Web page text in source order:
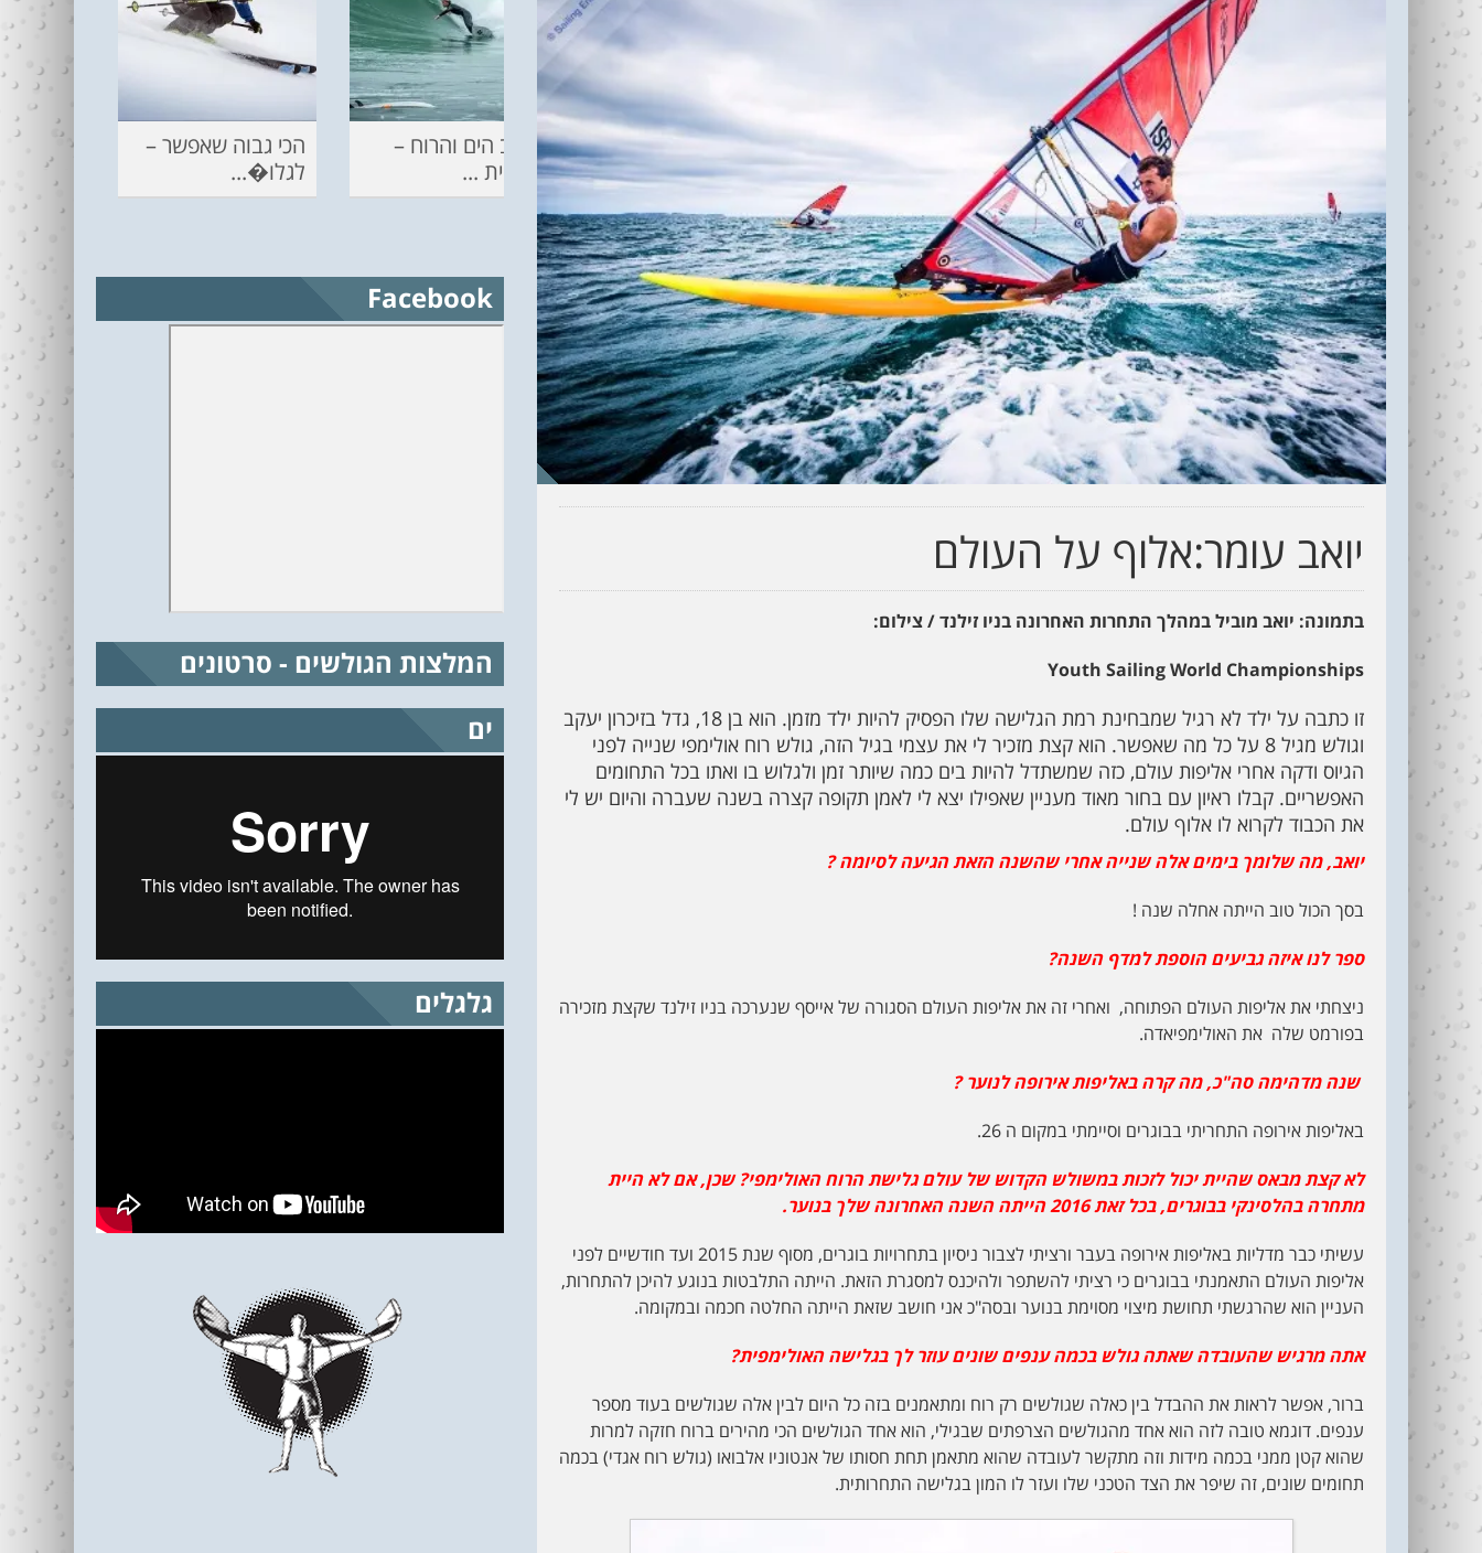
יואב עומר:אלוף על העולם
בתמונה: יואב מוביל במהלך התחרות האחרונה בניו זילנד / צילום:
Youth Sailing World Championships
זו כתבה על ילד לא רגיל שמבחינת רמת הגלישה שלו הפסיק להיות ילד מזמן. הוא בן 18, גדל בזיכרון יעקב
וגולש מגיל 8 על כל מה שאפשר. הוא קצת מזכיר לי את עצמי בגיל הזה, גולש רוח אולימפי שנייה לפני
הגיוס ודקה אחרי אליפות עולם, כזה שמשתדל להיות בים כמה שיותר זמן ולגלוש בו ואתו בכל התחומים
האפשריים. קבלו ראיון עם בחור מאוד מעניין שאפילו יצא לי לאמן תקופה קצרה בשנה שעברה והיום יש לי
את הכבוד לקרוא לו אלוף עולם.
יואב, מה שלומך בימים אלה שנייה אחרי שהשנה הזאת הגיעה לסיומה ?
בסך הכול טוב הייתה אחלה שנה !
ספר לנו איזה גביעים הוספת למדף השנה?
ניצחתי את אליפות העולם הפתוחה, ואחרי זה את אליפות העולם הסגורה של אייסף שנערכה בניו זילנד שקצת מזכירה
בפורמט שלה את האולימפיאדה.
שנה מדהימה סה"כ, מה קרה באליפות אירופה לנוער ?
באליפות אירופה התחריתי בבוגרים וסיימתי במקום ה 26.
לא קצת מבאס שהיית יכול לזכות במשולש הקדוש של עולם גלישת הרוח האולימפי? שכן, אם לא היית
מתחרה בהלסינקי בבוגרים, בכל זאת 2016 הייתה השנה האחרונה שלך בנוער.
עשיתי כבר מדליות באליפות אירופה בעבר ורציתי לצבור ניסיון בתחרויות בוגרים, מסוף שנת 2015 ועד חודשיים לפני
אליפות העולם התאמנתי בבוגרים כי רציתי להשתפר ולהיכנס למסגרת הזאת. הייתה התלבטות בנוגע להיכן להתחרות,
העניין הוא שהרגשתי תחושת מיצוי מסוימת בנוער ובסה"כ אני חושב שזאת הייתה החלטה חכמה ובמקומה.
אתה מרגיש שהעובדה שאתה גולש בכמה ענפים שונים עוזר לך בגלישה האולימפית?
ברור, אפשר לראות את ההבדל בין כאלה שגולשים רק רוח ומתאמנים בזה כל היום לבין אלה שגולשים בעוד מספר
ענפים. דוגמא טובה לזה הוא אחד מהגולשים הצרפתים שבגילי, הוא אחד הגולשים הכי מהירים ברוח חזקה למרות
שהוא קטן ממני בכמה מידות וזה מתקשר לעובדה שהוא מתאמן תחת חסותו של אנטוניו אלבואו (גולש רוח אגדי) בכמה
תחומים שונים, זה שיפר את הצד הטכני שלו ועזר לו המון בגלישה התחרותית.
2006)
בין נתניה לחיפה
עוצרי�...
ההכנות – EILAT
ECO SUP TOUR
KITESURF
ASHDOD 2019
CHALLENGE
מצב הים והרוח –
תחזית ...
הכי גבוה שאפשר –
לגלו�...
Facebook
המלצות הגולשים - סרטונים
ים
גלגלים